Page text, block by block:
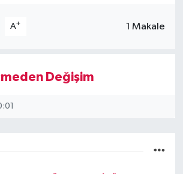
A+ 1 Makale
Değişim